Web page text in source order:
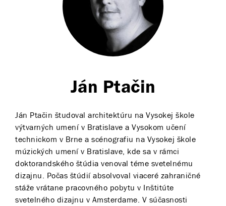
Ján Ptačin
Ján Ptačin študoval architektúru na Vysokej škole
výtvarných umení v Bratislave a Vysokom učení
technickom v Brne a scénografiu na Vysokej škole
múzických umení v Bratislave, kde sa v rámci
doktorandského štúdia venoval téme svetelnému
dizajnu. Počas štúdií absolvoval viaceré zahraničné
stáže vrátane pracovného pobytu v Inštitúte
svetelného dizajnu v Amsterdame. V súčasnosti